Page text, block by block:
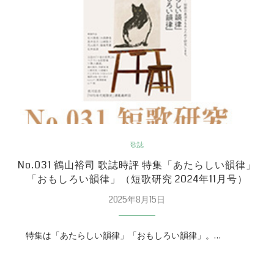
歌誌
No.031 鶴山裕司 歌誌時評 特集「あたらしい韻律」
「おもしろい韻律」（短歌研究 2024年11月号）
2025年8月15日
特集は「あたらしい韻律」「おもしろい韻律」。…